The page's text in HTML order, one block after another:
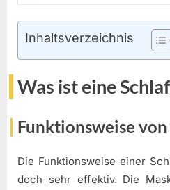
Inhaltsverzeichnis
Was ist eine
Funktionsweise
Die Funktionsweise einer
doch sehr effektiv. Die